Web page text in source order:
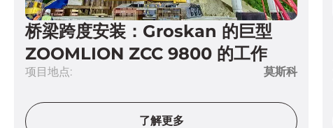
桥梁跨度安装：Groskan 的巨型
ZOOMLION ZCC 9800 的工作
项目地点: 莫斯科
了解更多